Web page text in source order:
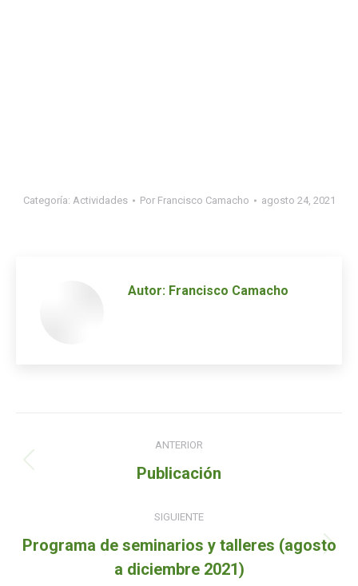
Categoría: Actividades Por Francisco Camacho agosto 24, 2021
Autor: Francisco Camacho
de
ANTERIOR
Entrada
Publicación
SIGUIENTE
Siguiente
entrada:
Programa de seminarios y talleres (agosto
a diciembre 2021)